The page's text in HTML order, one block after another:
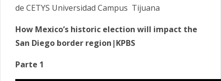
de CETYS Universidad Campus Tijuana
How Mexico’s historic election will impact the
San Diego border region|KPBS
Parte 1